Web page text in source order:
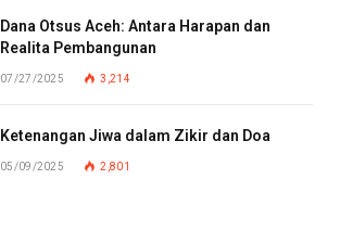
Dana Otsus Aceh: Antara Harapan dan
Realita Pembangunan
07/27/2025 3,214
Ketenangan Jiwa dalam Zikir dan Doa
05/09/2025 2,801